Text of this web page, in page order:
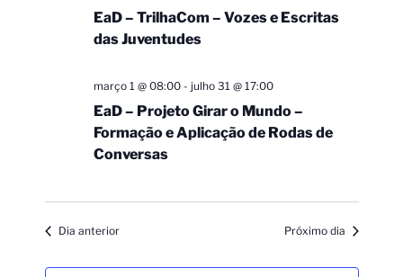
EaD – TrilhaCom – Vozes e Escritas
das Juventudes
março 1 @ 08:00- julho 31 @ 17:00
EaD – Projeto Girar o Mundo –
Formação e Aplicação de Rodas de
Conversas
Dia anterior Próximo dia